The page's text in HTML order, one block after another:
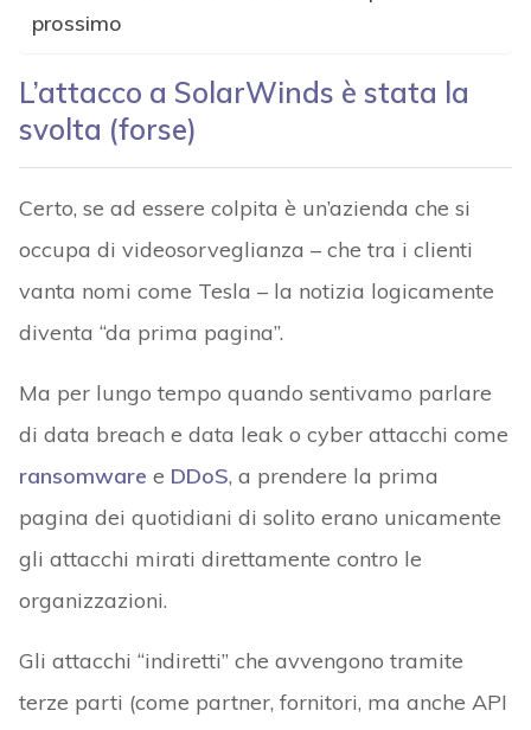
prossimo
L’attacco a SolarWinds è stata la
svolta (forse)
Certo, se ad essere colpita è un’azienda che si
occupa di videosorveglianza – che tra i clienti
vanta nomi come Tesla – la notizia logicamente
diventa “da prima pagina”.
Ma per lungo tempo quando sentivamo parlare
di data breach e data leak o cyber attacchi come
ransomware e DDoS, a prendere la prima
pagina dei quotidiani di solito erano unicamente
gli attacchi mirati direttamente contro le
organizzazioni.
Gli attacchi “indiretti” che avvengono tramite
terze parti (come partner, fornitori, ma anche API